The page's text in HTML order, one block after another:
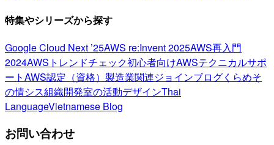
特集やシリーズから探す
Google Cloud Next ’25AWS re:Invent 2025AWS再入門
2024AWSトレンドチェック初心者向けAWSテクニカルサポ
ートAWS認定（資格） 製造業関連ジョインブログくらめそ
の情シス組織開発室の活動デザインThai
LanguageVietnamese Blog
お問い合わせ